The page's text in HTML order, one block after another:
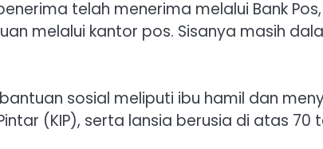
telah menerima melalui Bank Pos,
melalui kantor pos. Sisanya masih
sosial meliputi ibu hamil dan
(KIP), serta lansia berusia di atas 70